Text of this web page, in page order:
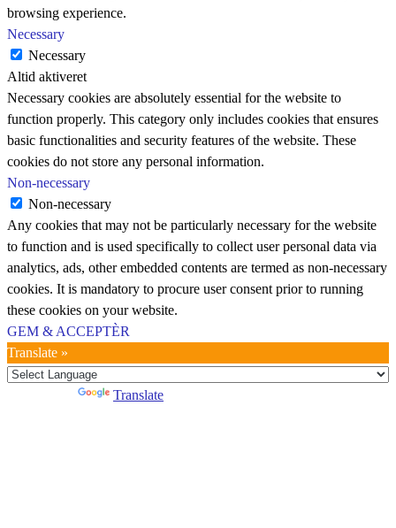
browsing experience.
Necessary
Necessary
Altid aktiveret
Necessary cookies are absolutely essential for the website to
function properly. This category only includes cookies that ensures
basic functionalities and security features of the website. These
cookies do not store any personal information.
Non-necessary
Non-necessary
Any cookies that may not be particularly necessary for the website
to function and is used specifically to collect user personal data via
analytics, ads, other embedded contents are termed as non-necessary
cookies. It is mandatory to procure user consent prior to running
these cookies on your website.
GEM & ACCEPTÈR
Translate »
Translate